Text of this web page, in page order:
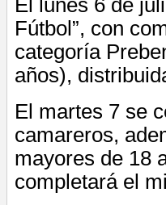
El lunes 6 de
Fútbol”, con
categoría
años),
El martes 7 se
camareros,
mayores de 18
completará el